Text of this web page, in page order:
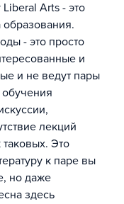
Arts - это
- это просто
и
и не ведут пары
лекций
таковых. Это
к паре вы
но даже
здесь